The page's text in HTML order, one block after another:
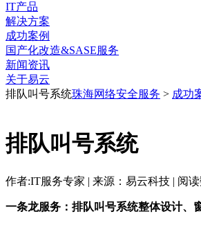
IT产品
解决方案
成功案例
国产化改造&SASE服务
新闻资讯
关于易云
排队叫号系统珠海网络安全服务 > 成功
排队叫号系统
作者:IT服务专家 | 来源：易云科技 | 阅读
一条龙服务：排队叫号系统整体设计、